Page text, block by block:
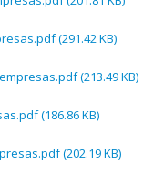
(291.42 KB)
(213.49 KB)
(186.86 KB)
(202.19 KB)